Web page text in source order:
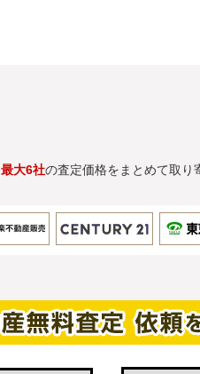
最大6社の査定価格をまとめて取り